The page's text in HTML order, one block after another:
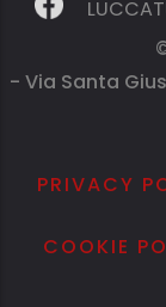
- Via Santa
PRIVACY
COOKIE